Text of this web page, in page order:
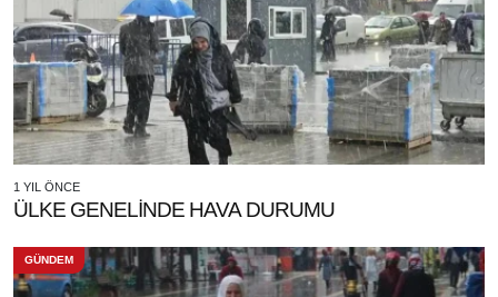
1 YIL ÖNCE
ÜLKE GENELİNDE HAVA DURUMU
GÜNDEM